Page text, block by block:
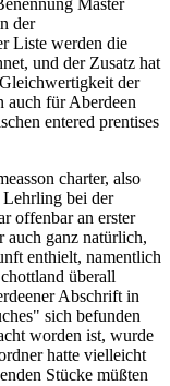
Master
der
Liste werden die
und der Zusatz hat
der
auch für Aberdeen
entered prentises
charter, also
Lehrling bei der
offenbar an erster
auch ganz natürlich,
enthielt, namentlich
überall
Abschrift in
sich befunden
worden ist, wurde
hatte vielleicht
Stücke müßten